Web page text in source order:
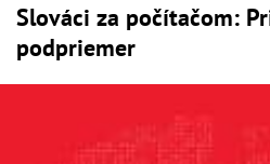
Slováci za počítačom:
podpriemer